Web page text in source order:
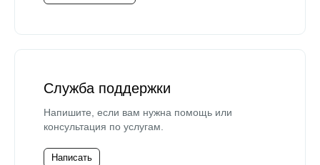
Служба поддержки
Напишите, если вам нужна помощь или
консультация по услугам.
Написать